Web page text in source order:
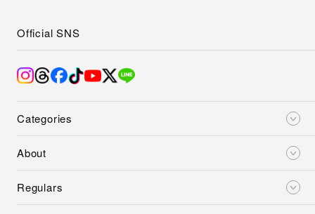
Categories
About
Regulars
Official SNS